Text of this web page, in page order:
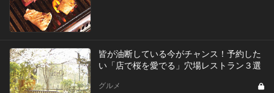
皆が油断している今がチャンス！予約した
い「店で桜を愛でる」穴場レストラン３選
グルメ